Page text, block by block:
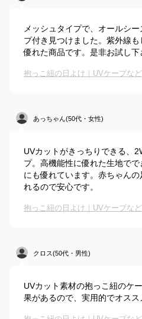
メッシュタイプで、オールシ
プ付き見つけました。紫外線も
優れた商品です。是非お試し下
あっちゃん(50代・女性)
UVカットがきっちりできる、
プ。高機能性に優れた生地で
にも優れています。赤ちゃん
れるので安心です。
クロス(50代・男性)
UVカット素材の抱っこ紐のケ
果があるので、実用的でオスス